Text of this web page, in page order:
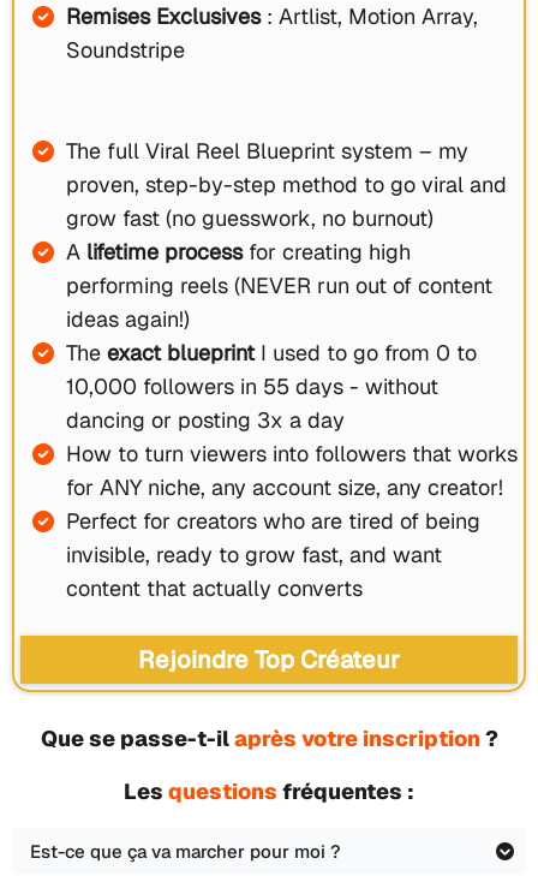
Remises Exclusives : Artlist, Motion Array,
Soundstripe
The full Viral Reel Blueprint system – my
proven, step-by-step method to go viral and
grow fast (no guesswork, no burnout)
A lifetime processfor creating high
performing reels (NEVER run out of content
ideas again!)
The exact blueprintI used to go from 0 to
10,000 followers in 55 days - without
dancing or posting 3x a day
How to turn viewers into followers that works
for ANY niche, any account size, any creator!
Perfect for creators who are tired of being
invisible, ready to grow fast, and want
content that actually converts
Rejoindre Top Créateur
Que se passe-t-ilaprès votre inscription ?
Les questions fréquentes :
Est-ce que ça va marcher pour moi ?